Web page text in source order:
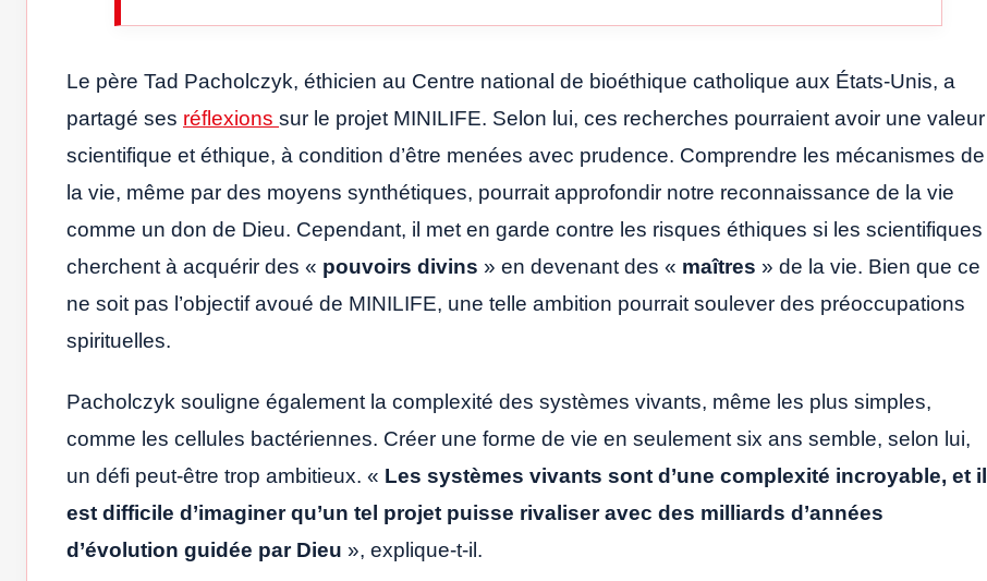
Le père Tad Pacholczyk, éthicien au Centre national de bioéthique catholique aux États-Unis, a
partagé ses réflexions sur le projet MINILIFE. Selon lui, ces recherches pourraient avoir une valeur
scientifique et éthique, à condition d’être menées avec prudence. Comprendre les mécanismes de
la vie, même par des moyens synthétiques, pourrait approfondir notre reconnaissance de la vie
comme un don de Dieu. Cependant, il met en garde contre les risques éthiques si les scientifiques
cherchent à acquérir des « pouvoirs divins » en devenant des « maîtres » de la vie. Bien que ce
ne soit pas l’objectif avoué de MINILIFE, une telle ambition pourrait soulever des préoccupations
spirituelles.
Pacholczyk souligne également la complexité des systèmes vivants, même les plus simples,
comme les cellules bactériennes. Créer une forme de vie en seulement six ans semble, selon lui,
un défi peut-être trop ambitieux. « Les systèmes vivants sont d’une complexité incroyable, et il
est difficile d’imaginer qu’un tel projet puisse rivaliser avec des milliards d’années
d’évolution guidée par Dieu », explique-t-il.